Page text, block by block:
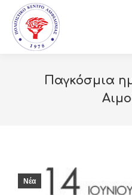
Παγκόσμια
Νέα